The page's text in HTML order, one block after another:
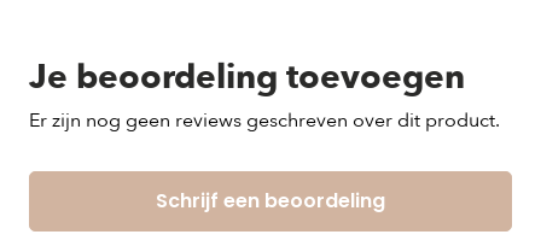
Je beoordeling toevoegen
Er zijn nog geen reviews geschreven over dit product.
Schrijf een beoordeling